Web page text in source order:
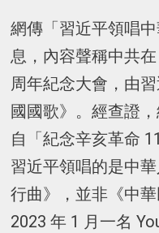
網傳「習近平領唱
息，內容聲稱中共
周年紀念大會，由
國國歌》。經查證
自「紀念辛亥革命
習近平領唱的是中
行曲》，並非《中
2023 年 1 月一名